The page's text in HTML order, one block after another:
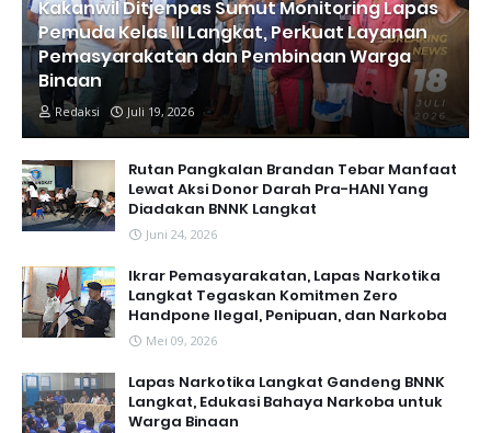
Kakanwil Ditjenpas Sumut Monitoring Lapas
Pemuda Kelas III Langkat, Perkuat Layanan
Pemasyarakatan dan Pembinaan Warga
Binaan
Redaksi Juli 19, 2026
Rutan Pangkalan Brandan Tebar Manfaat
Lewat Aksi Donor Darah Pra-HANI Yang
Diadakan BNNK Langkat
Juni 24, 2026
Ikrar Pemasyarakatan, Lapas Narkotika
Langkat Tegaskan Komitmen Zero
Handpone llegal, Penipuan, dan Narkoba
Mei 09, 2026
Lapas Narkotika Langkat Gandeng BNNK
Langkat, Edukasi Bahaya Narkoba untuk
Warga Binaan